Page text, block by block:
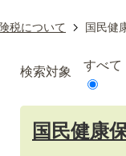
税について 国民健
検索対象 すべて
国民健康